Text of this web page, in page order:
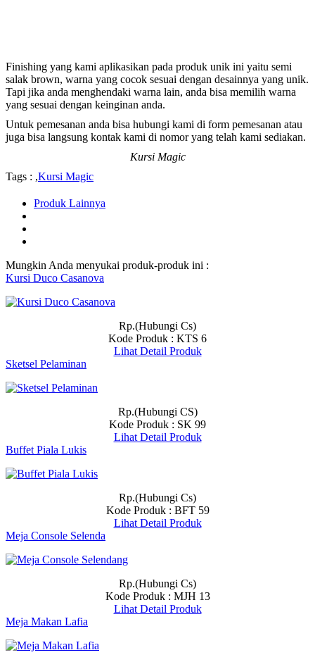
Finishing yang kami aplikasikan pada produk unik ini yaitu semi
salak brown, warna yang cocok sesuai dengan desainnya yang unik.
Tapi jika anda menghendaki warna lain, anda bisa memilih warna
yang sesuai dengan keinginan anda.
Untuk pemesanan anda bisa hubungi kami di form pemesanan atau
juga bisa langsung kontak kami di nomor yang telah kami sediakan.
Kursi Magic
Tags : ,Kursi Magic
Produk Lainnya
Mungkin Anda menyukai produk-produk ini :
Kursi Duco Casanova
Rp.(Hubungi Cs)
Kode Produk : KTS 6
Lihat Detail Produk
Sketsel Pelaminan
Rp.(Hubungi CS)
Kode Produk : SK 99
Lihat Detail Produk
Buffet Piala Lukis
Rp.(Hubungi Cs)
Kode Produk : BFT 59
Lihat Detail Produk
Meja Console Selenda
Rp.(Hubungi Cs)
Kode Produk : MJH 13
Lihat Detail Produk
Meja Makan Lafia